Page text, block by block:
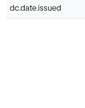
dc.date.issued